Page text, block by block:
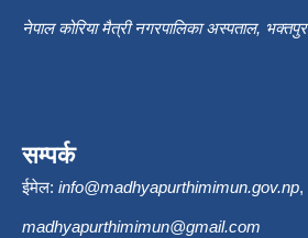
नेपाल कोरिया मैत्री नगरपालिका अस्पताल, भक्तपुर
सम्पर्क
ईमेल: info@madhyapurthimimun.gov.np,
madhyapurthimimun@gmail.com